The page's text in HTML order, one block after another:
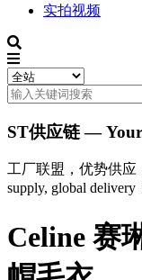
实拍视频
ST供应链 —
工厂联盟，优势供应
supply, global delivery
Celine 赛